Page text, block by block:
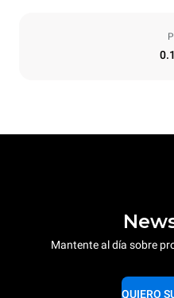
Mantente al día sobre
QUIERO